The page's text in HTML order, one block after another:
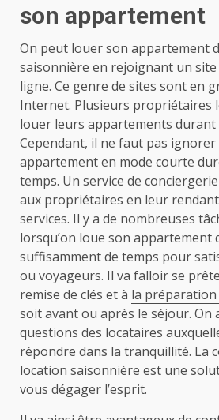
son appartement
On peut louer son appartement
saisonnière en rejoignant un
ligne. Ce genre de sites sont en
Internet. Plusieurs propriétaires
louer leurs appartements durant
Cependant, il ne faut pas
appartement en mode courte
temps. Un service de
aux propriétaires en leur rendant
services. Il y a de nombreuses
lorsqu’on loue son appartement
suffisamment de temps pour
ou voyageurs. Il va falloir se
remise de clés et à la préparation
soit avant ou après le séjour. On
questions des locataires
répondre dans la tranquillité. La
location saisonnière est une
vous dégager l’esprit.